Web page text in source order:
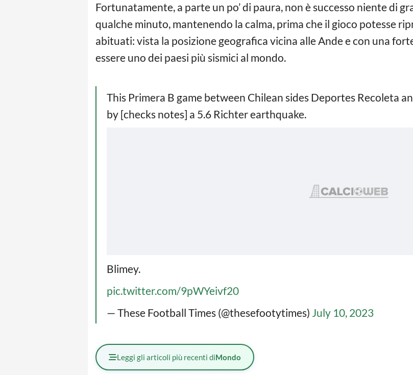
Fortunatamente, a parte un po’ di paura, non è successo niente di
qualche minuto, mantenendo la calma, prima che il gioco potesse
abituati: vista la posizione geografica vicina alle Ande e con una
essere uno dei paesi più sismici al mondo.
This Primera B game between Chilean sides Deportes Recoleta
by [checks notes] a 5.6 Richter earthquake.
Blimey.
pic.twitter.com/9pWYeivf20
— These Football Times (@thesefootytimes) July 10, 2023
Leggi gli articoli più recenti diMondo